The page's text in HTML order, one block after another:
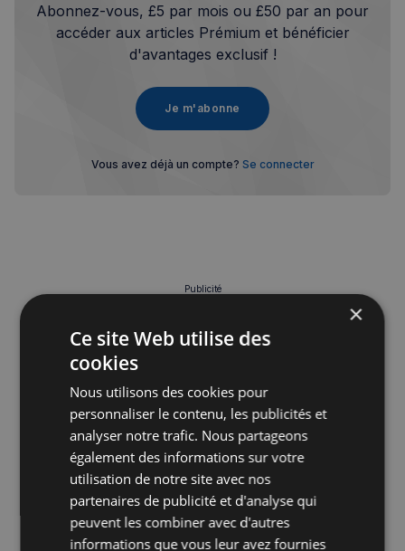
Abonnez-vous, £5 par mois ou £50 par an pour
accéder aux articles Prémium et bénéficier
d'avantages exclusif !
Je m'abonne
Vous avez déjà un compte? Se connecter
Publicité
×
Ce site Web utilise des
cookies
Nous utilisons des cookies pour
personnaliser le contenu, les publicités et
analyser notre trafic. Nous partageons
également des informations sur votre
utilisation de notre site avec nos
partenaires de publicité et d'analyse qui
peuvent les combiner avec d'autres
informations que vous leur avez fournies